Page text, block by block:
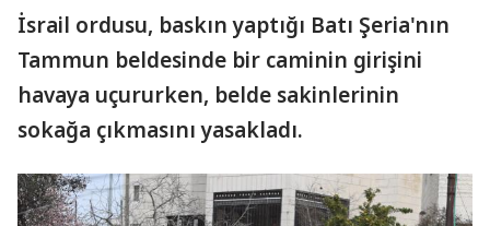
İsrail ordusu, baskın yaptığı Batı Şeria'nın
Tammun beldesinde bir caminin girişini
havaya uçururken, belde sakinlerinin
sokağa çıkmasını yasakladı.